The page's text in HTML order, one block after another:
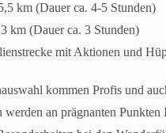
km (Dauer ca. 4-5 Stunden)
km (Dauer ca. 3 Stunden)
mit Aktionen und
kommen Profis und
werden an prägnanten